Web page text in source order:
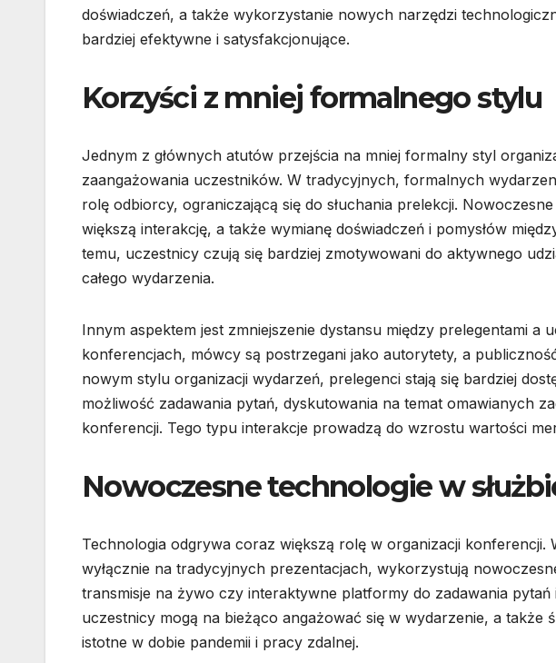
doświadczeń, a także wykorzystanie nowych narzędzi
bardziej efektywne i satysfakcjonujące.
Korzyści z mniej formalnego stylu
Jednym z głównych atutów przejścia na mniej formalny styl
zaangażowania uczestników. W tradycyjnych, formalnych
rolę odbiorcy, ograniczającą się do słuchania prelekcji.
większą interakcję, a także wymianę doświadczeń i pomysłów
temu, uczestnicy czują się bardziej zmotywowani do aktywnego
całego wydarzenia.
Innym aspektem jest zmniejszenie dystansu między prelegentami a
konferencjach, mówcy są postrzegani jako autorytety, a
nowym stylu organizacji wydarzeń, prelegenci stają się bardziej
możliwość zadawania pytań, dyskutowania na temat omawianych
konferencji. Tego typu interakcje prowadzą do wzrostu wartości
Nowoczesne technologie w
Technologia odgrywa coraz większą rolę w organizacji konferencji.
wyłącznie na tradycyjnych prezentacjach, wykorzystują
transmisje na żywo czy interaktywne platformy do zadawania pytań
uczestnicy mogą na bieżąco angażować się w wydarzenie, a także
istotne w dobie pandemii i pracy zdalnej.